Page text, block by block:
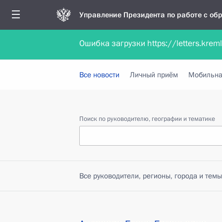
Управление Президента по работе с
Обратиться в форме электронного
Все новости Личный приём
Поиск по руководителю, географии и тематике
Все руководители, регионы, города и темы
Ошибка загрузки https://